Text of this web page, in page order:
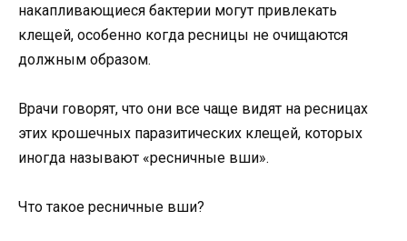
накапливающиеся бактерии могут привлекать
клещей, особенно когда ресницы не очищаются
должным образом.
Врачи говорят, что они все чаще видят на ресницах
этих крошечных паразитических клещей, которых
иногда называют «ресничные вши».
Что такое ресничные вши?